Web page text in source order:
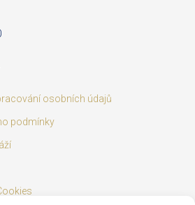
osobních údajů
podmínky